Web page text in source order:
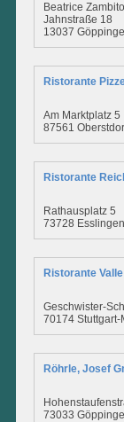
Beatrice Zambito
Jahnstraße 18
13037
Ristorante
Am Marktplatz 5
87561
Ristorante
Rathausplatz 5
73728 Esslingen
Ristorante Valle
Geschwister-
70174 Stuttgart-
Röhrle, Josef
73033